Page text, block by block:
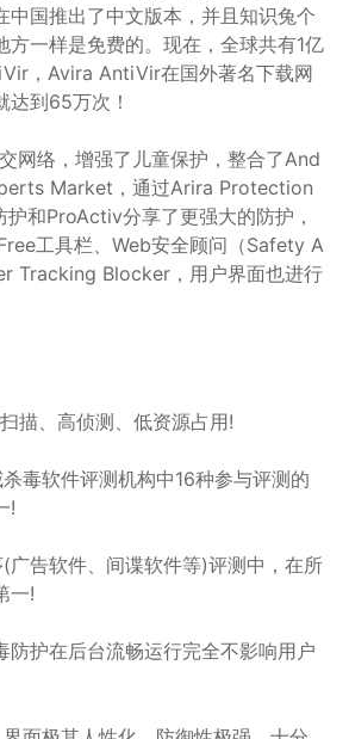
中国推出了中文版本，并且知识兔个
方一样是免费的。现在，全球共有1亿
，Avira AntiVir在国外著名下载网
达到65万次！
络，增强了儿童保护，整合了And
Market，通过Arira Protection
和ProActiv分享了更强大的防护，
工具栏、Web安全顾问（Safety A
Tracking Blocker，用户界面也进行
、高侦测、低资源占用!
软件评测机构中16种参与评测的
!
告软件、间谍软件等)评测中，在所
一!
护在后台流畅运行完全不影响用户